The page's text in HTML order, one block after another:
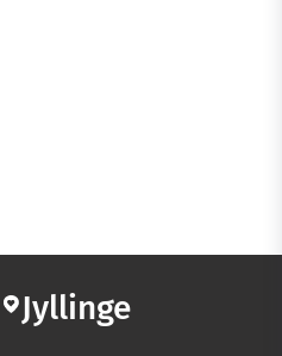
Jyllinge